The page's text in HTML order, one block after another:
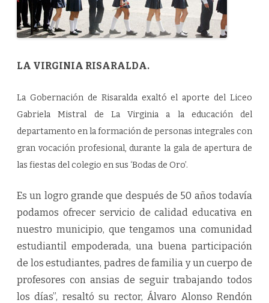
LA VIRGINIA RISARALDA.
La Gobernación de Risaralda exaltó el aporte del Liceo
Gabriela Mistral de La Virginia a la educación del
departamento en la formación de personas integrales con
gran vocación profesional, durante la gala de apertura de
las fiestas del colegio en sus ‘Bodas de Oro’.
Es un logro grande que después de 50 años todavía
podamos ofrecer servicio de calidad educativa en
nuestro municipio, que tengamos una comunidad
estudiantil empoderada, una buena participación
de los estudiantes, padres de familia y un cuerpo de
profesores con ansias de seguir trabajando todos
los días”, resaltó su rector, Álvaro Alonso Rendón